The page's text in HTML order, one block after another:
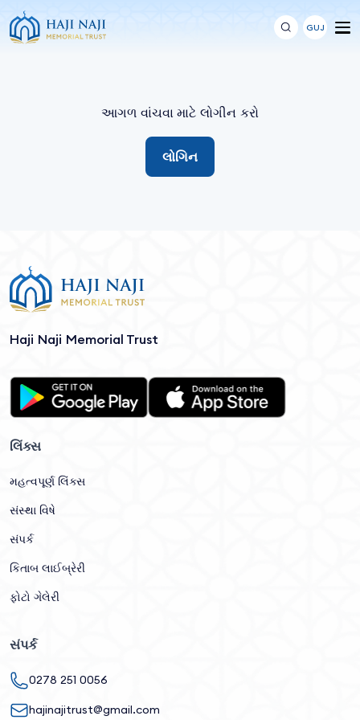
GUJ
આગળ વાંચવા માટે લોગીન કરો
લોગિન
Haji Naji Memorial Trust
લિંક્સ
મહત્વપૂર્ણ લિંક્સ
સંસ્થા વિષે
સંપર્ક
કિતાબ લાઈબ્રેરી
ફોટો ગેલેરી
સંપર્ક
0278 251 0056
hajinajitrust@gmail.com